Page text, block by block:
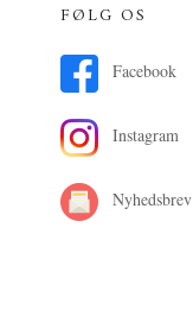
FØLG OS
Facebook
Instagram
Nyhedsbrev